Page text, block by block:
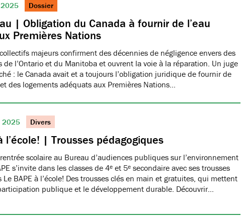
Dossier
| Obligation du Canada à fournir de l’eau
Premières Nations
majeurs confirment des décennies de négligence envers des
de l’Ontario et du Manitoba et ouvrent la voie à la réparation. Un juge
: le Canada avait et a toujours l’obligation juridique de fournir de
des logements adéquats aux Premières Nations…
2025 Divers
l’école! | Trousses pédagogiques
scolaire au Bureau d’audiences publiques sur l’environnement
s’invite dans les classes de 4ᵉ et 5ᵉ secondaire avec ses trousses
Le BAPE à l’école! Des trousses clés en main et gratuites, qui mettent
publique et le développement durable. Découvrir…